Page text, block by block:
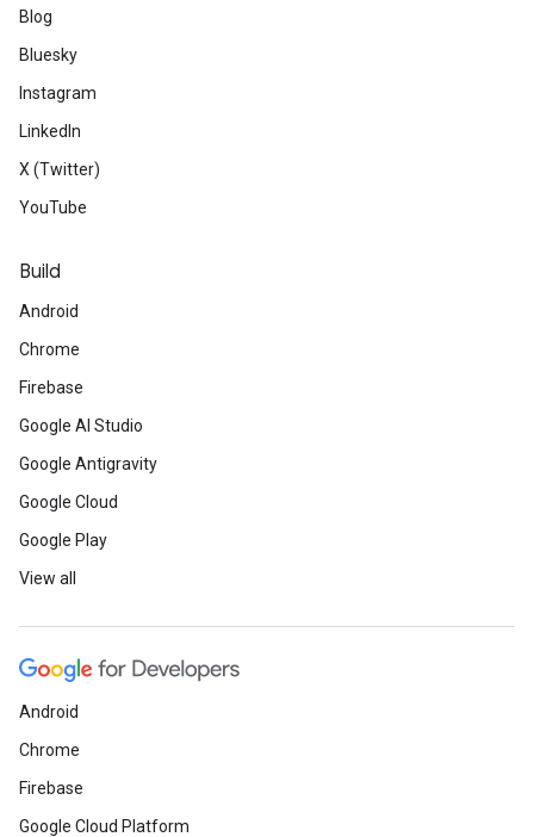
Blog
Bluesky
Instagram
LinkedIn
X (Twitter)
YouTube
Build
Android
Chrome
Firebase
Google AI Studio
Google Antigravity
Google Cloud
Google Play
View all
Android
Chrome
Firebase
Google Cloud Platform